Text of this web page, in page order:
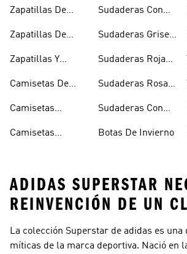
Zapatillas De
Zapatillas De
Zapatillas Y
Camisetas De
Camisetas
Camisetas
Sudaderas Con
Sudaderas Grises
Sudaderas Rojas
Sudaderas Rosas
Sudaderas Con
Botas De Invierno
ADIDAS SUPERSTAR
REINVENCIÓN DE UN
La colección Superstar de adidas es una
míticas de la marca deportiva. Nació en